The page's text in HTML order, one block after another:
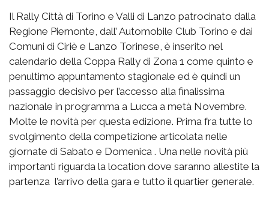
Il Rally Città di Torino e Valli di Lanzo patrocinato dalla
Regione Piemonte, dall’ Automobile Club Torino e dai
Comuni di Ciriè e Lanzo Torinese, è inserito nel
calendario della Coppa Rally di Zona 1 come quinto e
penultimo appuntamento stagionale ed è quindi un
passaggio decisivo per l’accesso alla finalissima
nazionale in programma a Lucca a metà Novembre.
Molte le novità per questa edizione. Prima fra tutte lo
svolgimento della competizione articolata nelle
giornate di Sabato e Domenica . Una nelle novità più
importanti riguarda la location dove saranno allestite la
partenza l’arrivo della gara e tutto il quartier generale.